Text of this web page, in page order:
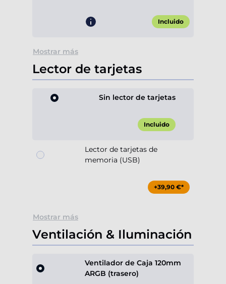
Incluido
Mostrar más
Lector de tarjetas
Sin lector de tarjetas
Incluido
Lector de tarjetas de
memoria (USB)
+39,90 €*
Mostrar más
Ventilación & Iluminación
Ventilador de Caja 120mm
ARGB (trasero)